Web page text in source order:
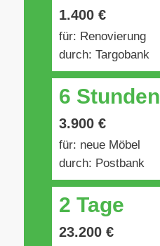
1.400 €
für: Renovierung
durch: Targobank
6 Stunden
3.900 €
für: neue Möbel
durch: Postbank
2 Tage
23.200 €